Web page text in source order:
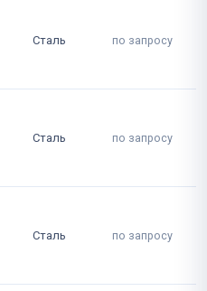
Сталь по запросу
Сталь по запросу
Сталь по запросу